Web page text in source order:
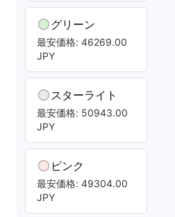
グリーン
最安価格: 46269.00
JPY
スターライト
最安価格: 50943.00
JPY
ピンク
最安価格: 49304.00
JPY